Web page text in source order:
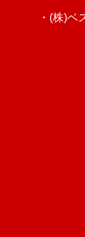
・(株)ベ